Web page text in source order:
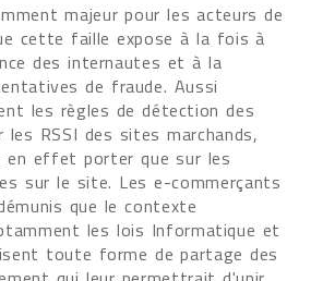
majeur pour les acteurs de
cette faille expose à la fois à
des internautes et à la
de fraude. Aussi
les règles de détection des
les RSSI des sites marchands,
en effet porter que sur les
sur le site. Les e-commerçants
que le contexte
les lois Informatique et
toute forme de partage des